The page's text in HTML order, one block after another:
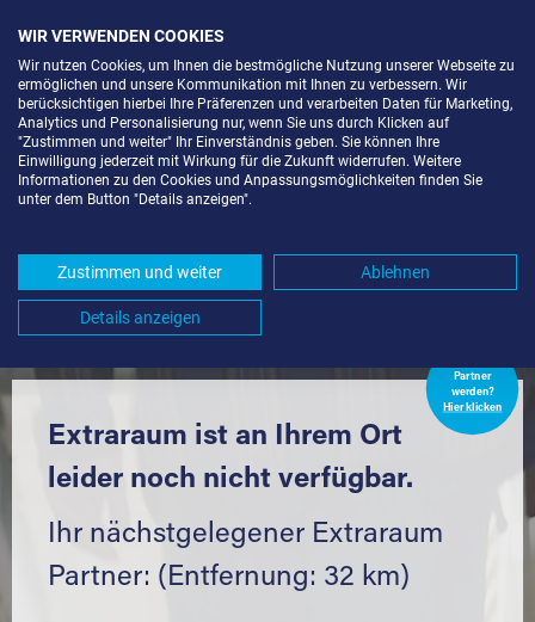
LAGERRAUM MIETEN IN
UND UMGEBUNG *
Komfortabel einlagern mit Extraraum
Partner
werden?
Hier klicken
Extraraum ist an Ihrem Ort
leider noch nicht verfügbar.
Ihr nächstgelegener Extraraum
Partner: (Entfernung: 32 km)
WIR VERWENDEN COOKIES
Wir nutzen Cookies, um Ihnen die bestmögliche Nutzung unserer Webseite zu
ermöglichen und unsere Kommunikation mit Ihnen zu verbessern. Wir
berücksichtigen hierbei Ihre Präferenzen und verarbeiten Daten für Marketing,
Analytics und Personalisierung nur, wenn Sie uns durch Klicken auf
"Zustimmen und weiter" Ihr Einverständnis geben. Sie können Ihre
Einwilligung jederzeit mit Wirkung für die Zukunft widerrufen. Weitere
Informationen zu den Cookies und Anpassungsmöglichkeiten finden Sie
unter dem Button "Details anzeigen".
Zustimmen und weiter Ablehnen
Details anzeigen